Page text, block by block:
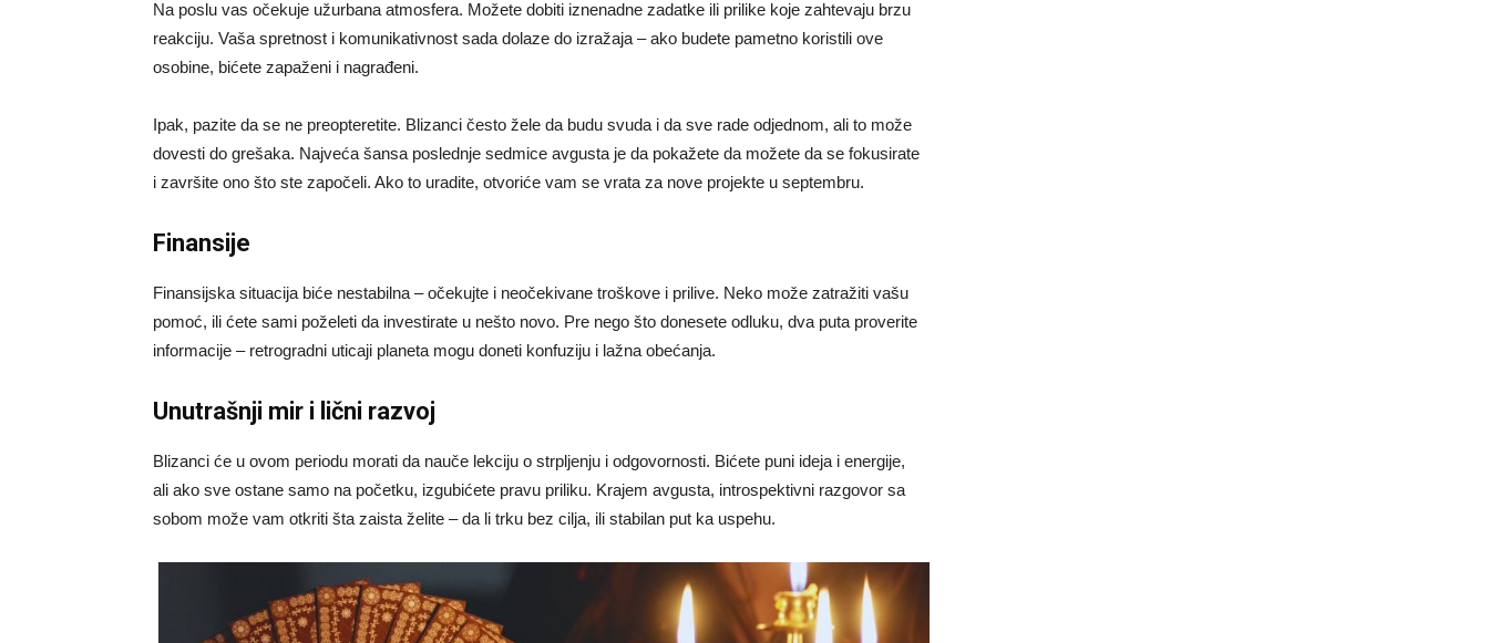
Na poslu vas očekuje užurbana atmosfera. Možete dobiti iznenadne zadatke ili prilike koje zahtevaju brzu
reakciju. Vaša spretnost i komunikativnost sada dolaze do izražaja – ako budete pametno koristili ove
osobine, bićete zapaženi i nagrađeni.
Ipak, pazite da se ne preopteretite. Blizanci često žele da budu svuda i da sve rade odjednom, ali to može
dovesti do grešaka. Najveća šansa poslednje sedmice avgusta je da pokažete da možete da se fokusirate
i završite ono što ste započeli. Ako to uradite, otvoriće vam se vrata za nove projekte u septembru.
Finansije
Finansijska situacija biće nestabilna – očekujte i neočekivane troškove i prilive. Neko može zatražiti vašu
pomoć, ili ćete sami poželeti da investirate u nešto novo. Pre nego što donesete odluku, dva puta proverite
informacije – retrogradni uticaji planeta mogu doneti konfuziju i lažna obećanja.
Unutrašnji mir i lični razvoj
Blizanci će u ovom periodu morati da nauče lekciju o strpljenju i odgovornosti. Bićete puni ideja i energije,
ali ako sve ostane samo na početku, izgubićete pravu priliku. Krajem avgusta, introspektivni razgovor sa
sobom može vam otkriti šta zaista želite – da li trku bez cilja, ili stabilan put ka uspehu.